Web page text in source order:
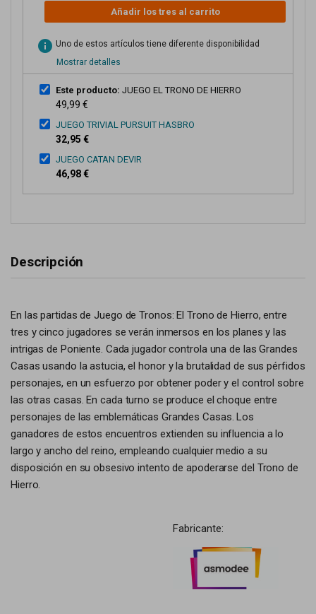
Añadir los tres al carrito
info Uno de estos artículos tiene diferente disponibilidad
Mostrar detalles
Este producto: JUEGO EL TRONO DE HIERRO
49,99 €
JUEGO TRIVIAL PURSUIT HASBRO
32,95 €
JUEGO CATAN DEVIR
46,98 €
Descripción
En las partidas de Juego de Tronos: El Trono de Hierro, entre
tres y cinco jugadores se verán inmersos en los planes y las
intrigas de Poniente. Cada jugador controla una de las Grandes
Casas usando la astucia, el honor y la brutalidad de sus pérfidos
personajes, en un esfuerzo por obtener poder y el control sobre
las otras casas. En cada turno se produce el choque entre
personajes de las emblemáticas Grandes Casas. Los
ganadores de estos encuentros extienden su influencia a lo
largo y ancho del reino, empleando cualquier medio a su
disposición en su obsesivo intento de apoderarse del Trono de
Hierro.
Fabricante: